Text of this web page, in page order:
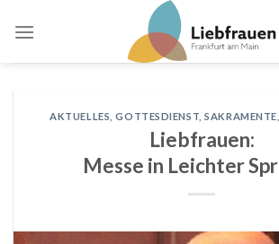
AKTUELLES ,GOTTESDIENST ,SAKRAMENTE
Liebfrauen:
Messe in Leichter